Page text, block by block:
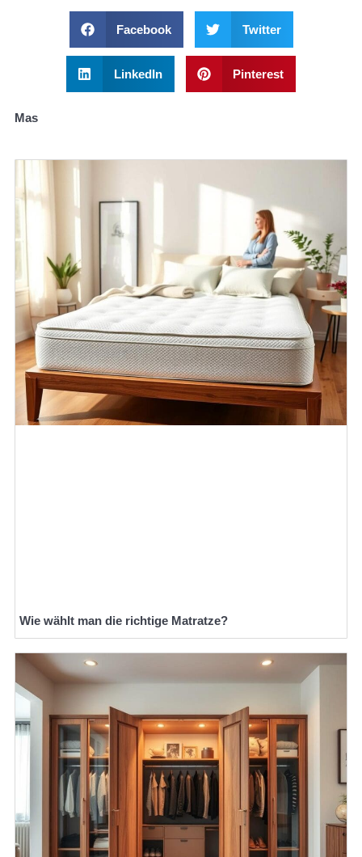
Facebook Twitter
LinkedIn Pinterest
Mas
Wie wählt man die richtige Matratze?